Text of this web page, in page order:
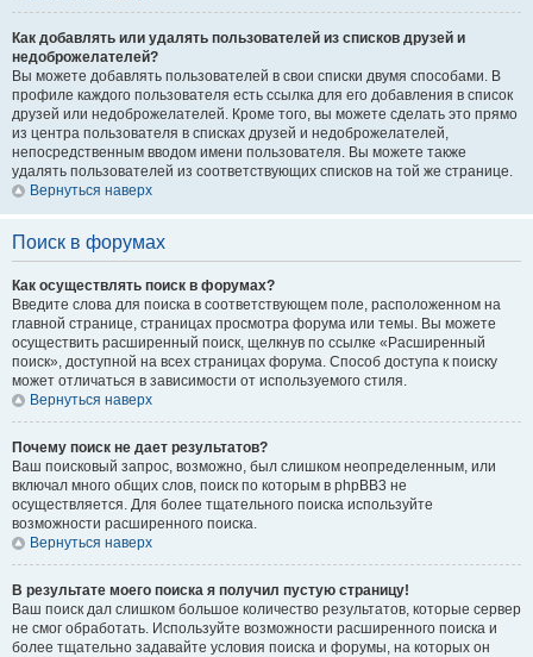
Как добавлять или удалять пользователей из списков друзей и
недоброжелателей?
Вы можете добавлять пользователей в свои списки двумя способами. В
профиле каждого пользователя есть ссылка для его добавления в список
друзей или недоброжелателей. Кроме того, вы можете сделать это прямо
из центра пользователя в списках друзей и недоброжелателей,
непосредственным вводом имени пользователя. Вы можете также
удалять пользователей из соответствующих списков на той же странице.
Вернуться наверх
Поиск в форумах
Как осуществлять поиск в форумах?
Введите слова для поиска в соответствующем поле, расположенном на
главной странице, страницах просмотра форума или темы. Вы можете
осуществить расширенный поиск, щелкнув по ссылке «Расширенный
поиск», доступной на всех страницах форума. Способ доступа к поиску
может отличаться в зависимости от используемого стиля.
Вернуться наверх
Почему поиск не дает результатов?
Ваш поисковый запрос, возможно, был слишком неопределенным, или
включал много общих слов, поиск по которым в phpBB3 не
осуществляется. Для более тщательного поиска используйте
возможности расширенного поиска.
Вернуться наверх
В результате моего поиска я получил пустую страницу!
Ваш поиск дал слишком большое количество результатов, которые сервер
не смог обработать. Используйте возможности расширенного поиска и
более тщательно задавайте условия поиска и форумы, на которых он